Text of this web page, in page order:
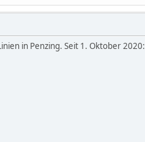
in Penzing. Seit 1. Oktober 2020: